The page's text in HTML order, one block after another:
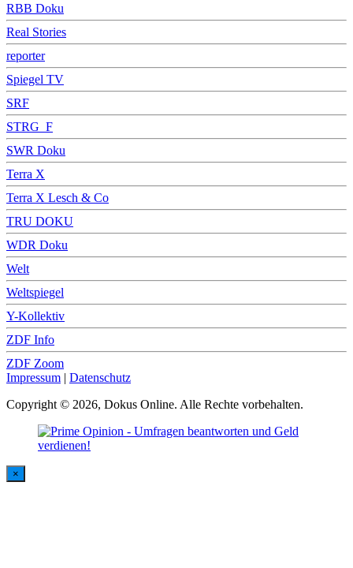
RBB Doku
Real Stories
reporter
Spiegel TV
SRF
STRG_F
SWR Doku
Terra X
Terra X Lesch & Co
TRU DOKU
WDR Doku
Welt
Weltspiegel
Y-Kollektiv
ZDF Info
ZDF Zoom
Impressum | Datenschutz
Copyright © 2026, Dokus Online. Alle Rechte vorbehalten.
×